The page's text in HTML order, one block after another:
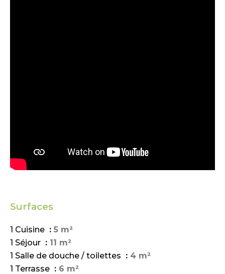
Surfaces
1 Cuisine
5 m²
1 Séjour
11 m²
1 Salle de douche / toilettes
4 m²
1 Terrasse
6 m²